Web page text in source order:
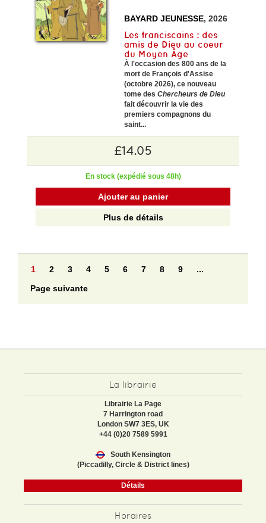
BAYARD JEUNESSE, 2026
Les franciscains : des
amis de Dieu au coeur
du Moyen Âge
À l'occasion des 800 ans de la
mort de François d'Assise
(octobre 2026), ce nouveau
tome desChercheurs de Dieu
fait découvrir la vie des
premiers compagnons du
saint...
£14.05
En stock (expédié sous 48h)
Ajouter au panier
Plus de détails
1 2 3 4 5 6 7 8 9
...
Page suivante
La librairie
Librairie La Page
7 Harrington road
London SW7 3ES, UK
+44 (0)20 7589 5991
South Kensington
(Piccadilly, Circle & District lines)
Détails
Horaires